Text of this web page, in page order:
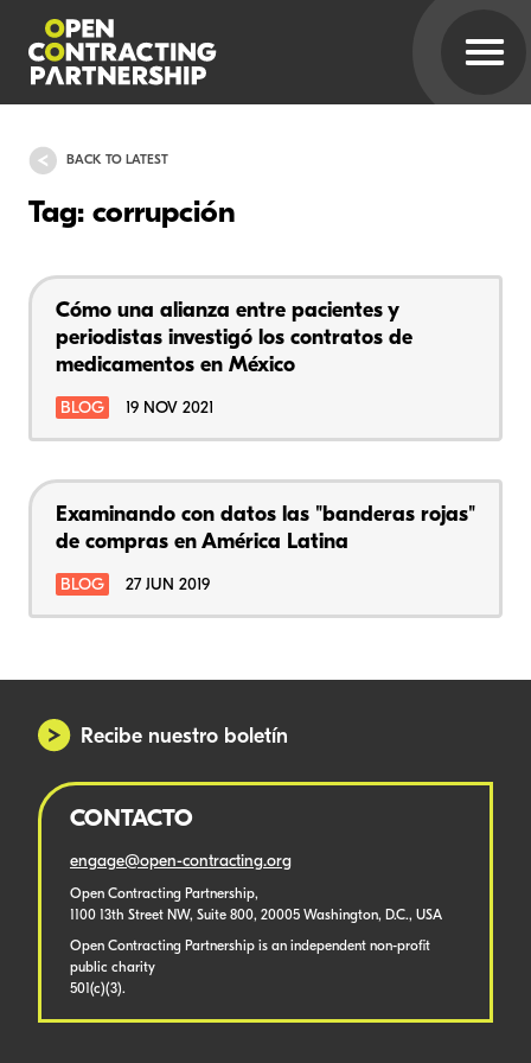
BACK TO LATEST
Tag: corrupción
Cómo una alianza entre pacientes y
periodistas investigó los contratos de
medicamentos en México
BLOG 19 NOV 2021
Examinando con datos las "banderas rojas"
de compras en América Latina
BLOG 27 JUN 2019
Recibe nuestro boletín
CONTACTO
engage@open-contracting.org
Open Contracting Partnership,
1100 13th Street NW, Suite 800, 20005 Washington, D.C., USA
Open Contracting Partnership is an independent non-profit
public charity
501(c)(3).